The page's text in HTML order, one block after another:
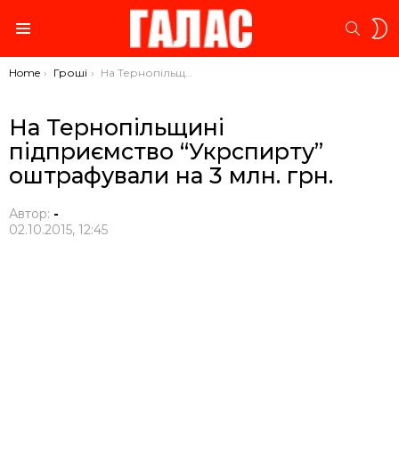
You are here:
Home Гроші На Тернопільщині підприємство “Укрспирту” оштрафували на 3 млн. грн.
На Тернопільщині
підприємство “Укрспирту”
оштрафували на 3 млн. грн.
Автор: -
02.10.2015, 12:45